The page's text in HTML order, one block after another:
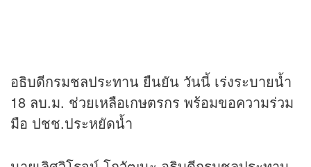
อธิบดีกรมชลประทาน ยืนยัน วันนี้ เร่งระบายน้ำ
18 ลบ.ม. ช่วยเหลือเกษตรกร พร้อมขอความร่วม
มือ ปชช.ประหยัดน้ำ